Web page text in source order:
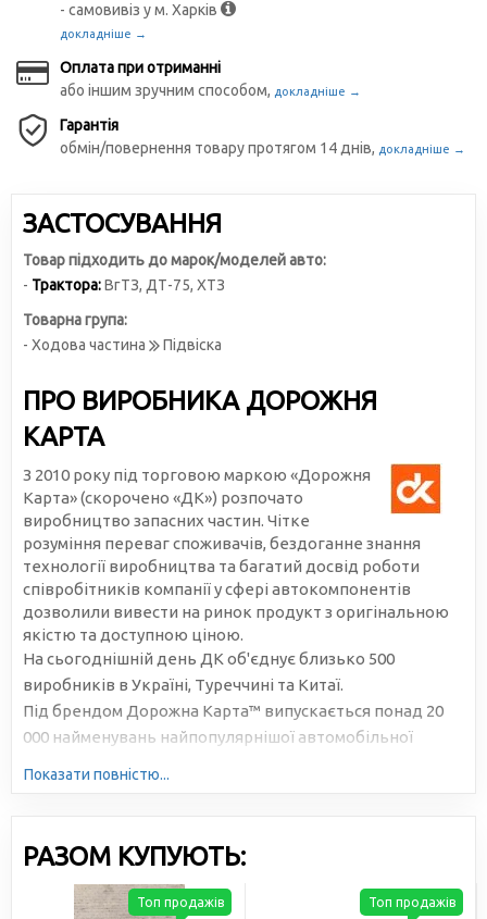
- самовивіз у м. Харків
докладніше →
Оплата при отриманні
або іншим зручним способом, докладніше →
Гарантія
обмін/повернення товару протягом 14 днів, докладніше →
ЗАСТОСУВАННЯ
Товар підходить до марок/моделей авто:
- Трактора:ВгТЗ, ДТ-75, ХТЗ
Товарна група:
- Ходова частина
Підвіска
ПРО ВИРОБНИКА ДОРОЖНЯ
КАРТА
З 2010 року під торговою маркою «Дорожня
Карта» (скорочено «ДК») розпочато
виробництво запасних частин. Чітке
розуміння переваг споживачів, бездоганне знання
технології виробництва та багатий досвід роботи
співробітників компанії у сфері автокомпонентів
дозволили вивести на ринок продукт з оригінальною
якістю та доступною ціною.
На сьогоднішній день ДК об'єднує близько 500
виробників в Україні, Туреччині та Китаї.
Під брендом Дорожна Карта™ випускається понад 20
000 найменувань найпопулярнішої автомобільної
Показати повністю...
РАЗОМ КУПУЮТЬ:
Топ продажів Топ продажів